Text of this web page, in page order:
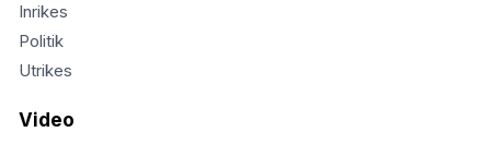
Inrikes
Politik
Utrikes
Video